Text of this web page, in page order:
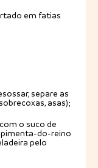
em fatias
separe as
asas);
o suco de
pimenta-do-reino
pelo